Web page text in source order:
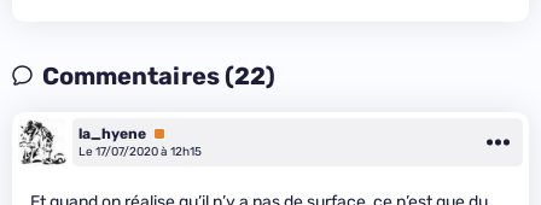
Commentaires (22)
la_hyene Premium
Le 17/07/2020 à 12h15